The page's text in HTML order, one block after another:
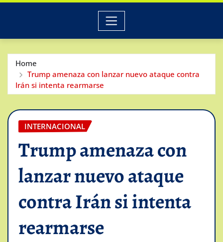
Home
Trump amenaza con lanzar nuevo ataque contra
Irán si intenta rearmarse
INTERNACIONAL
Trump amenaza con
lanzar nuevo ataque
contra Irán si intenta
rearmarse